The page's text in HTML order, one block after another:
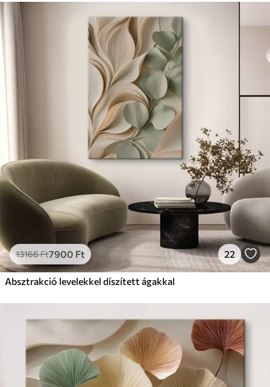
13166Ft7900 Ft 22
Absztrakció levelekkel díszített ágakkal